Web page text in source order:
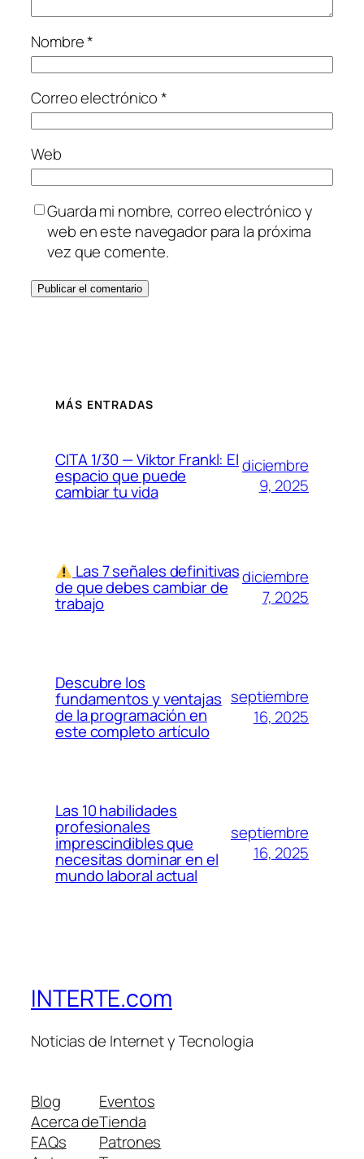
Nombre*
Correo electrónico*
Web
Guarda mi nombre, correo electrónico y
web en este navegador para la próxima
vez que comente.
MÁS ENTRADAS
CITA 1/30 — Viktor Frankl: El
espacio que puede
cambiar tu vida
diciembre
9, 2025
Las 7 señales definitivas
de que debes cambiar de
trabajo
diciembre
7, 2025
Descubre los
fundamentos y ventajas
de la programación en
este completo artículo
septiembre
16, 2025
Las 10 habilidades
profesionales
imprescindibles que
necesitas dominar en el
mundo laboral actual
septiembre
16, 2025
INTERTE.com
Noticias de Internet y Tecnologia
Blog
Acerca de
FAQs
Eventos
Tienda
Patrones